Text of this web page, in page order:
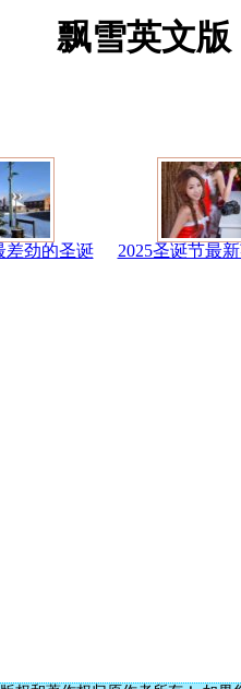
飘雪英文版
差劲的圣诞 2025圣诞节最